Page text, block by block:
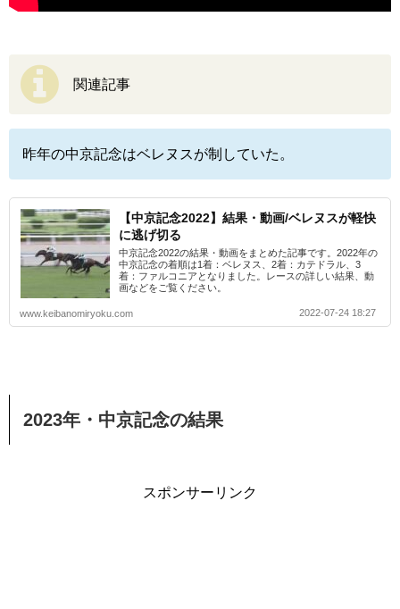
関連記事
昨年の中京記念はベレヌスが制していた。
【中京記念2022】結果・動画/ベレヌスが軽快
に逃げ切る
中京記念2022の結果・動画をまとめた記事です。2022年の
中京記念の着順は1着：ベレヌス、2着：カテドラル、3
着：ファルコニアとなりました。レースの詳しい結果、動
画などをご覧ください。
www.keibanomiryoku.com 2022-07-24 18:27
2023年・中京記念の結果
スポンサーリンク